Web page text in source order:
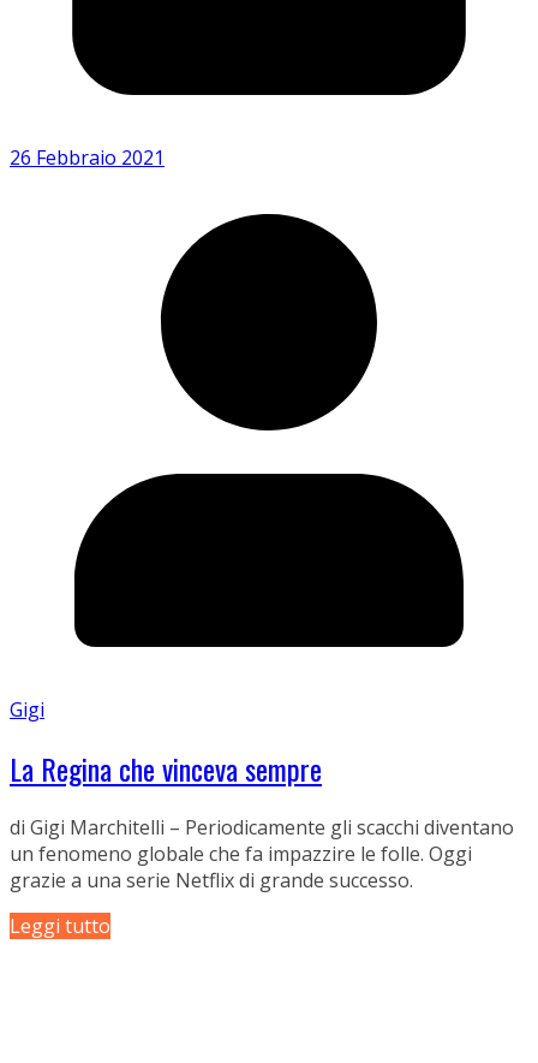
26 Febbraio 2021
Gigi
La Regina che vinceva sempre
di Gigi Marchitelli – Periodicamente gli scacchi diventano
un fenomeno globale che fa impazzire le folle. Oggi
grazie a una serie Netflix di grande successo.
Leggi tutto